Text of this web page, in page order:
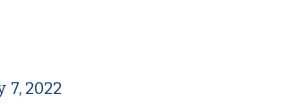
7, 2022